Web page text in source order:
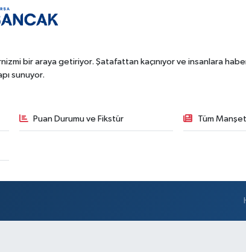
bir araya getiriyor. Şatafattan kaçınıyor ve insanlara
sunuyor.
Puan Durumu ve Fikstür Tüm